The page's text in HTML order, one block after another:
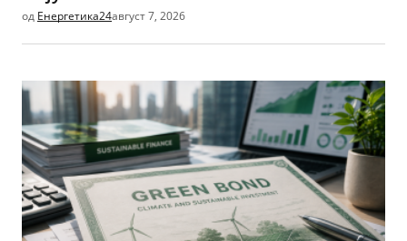
од Енергетика24август 7, 2026